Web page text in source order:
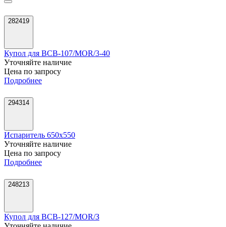
282419
Купол для ВСВ-107/MOR/3-40
Уточняйте наличие
Цена по запросу
Подробнее
294314
Испаритель 650х550
Уточняйте наличие
Цена по запросу
Подробнее
248213
Купол для ВСВ-127/MOR/З